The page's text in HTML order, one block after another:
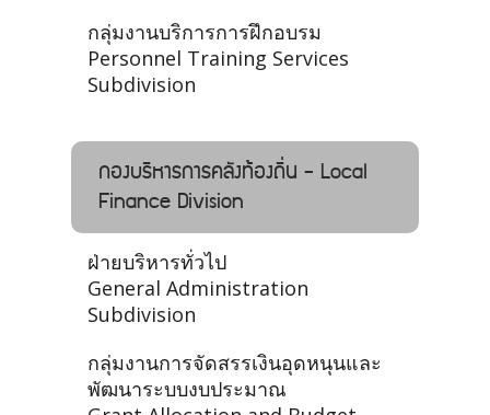
กลุ่มงานบริการการฝึกอบรม
Personnel Training Services
Subdivision
กองบริหารการคลังท้องถิ่น - Local
Finance Division
ฝ่ายบริหารทั่วไป
General Administration
Subdivision
กลุ่มงานการจัดสรรเงินอุดหนุนและ
พัฒนาระบบงบประมาณ